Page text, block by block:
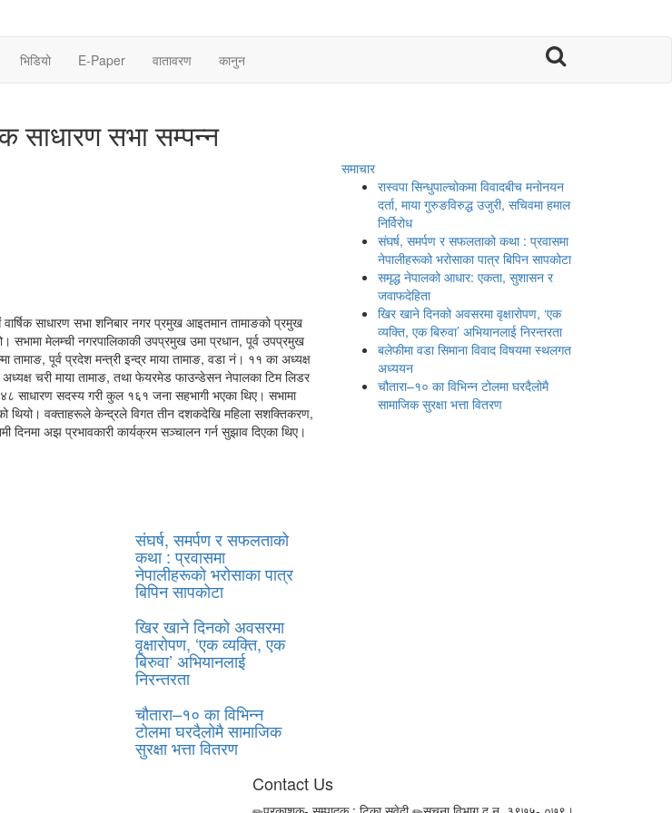
भिडियो E-Paper वातावरण कानुन 
साधारण सभा सम्पन्न
साधारण सभा शनिबार नगर प्रमुख आइतमान तामाङको प्रमुख
सभामा मेलम्ची नगरपालिकाकी उपप्रमुख उमा प्रधान, पूर्व उपप्रमुख
तामाङ, पूर्व प्रदेश मन्त्री इन्द्र माया तामाङ, वडा नं। ११ का अध्यक्ष
चरी माया तामाङ, तथा फेयरमेड फाउन्डेसन नेपालका टिम लिडर
साधारण सदस्य गरी कुल १६१ जना सहभागी भएका थिए। सभामा
थियो। वक्ताहरूले केन्द्रले विगत तीन दशकदेखि महिला सशक्तिकरण,
दिनमा अझ प्रभावकारी कार्यक्रम सञ्चालन गर्न सुझाव दिएका थिए।
संघर्ष, समर्पण र सफलताको
कथा : प्रवासमा
नेपालीहरूको भरोसाका पात्र
बिपिन सापकोटा
खिर खाने दिनको अवसरमा
वृक्षारोपण, ‘एक व्यक्ति, एक
बिरुवा’ अभियानलाई
निरन्तरता
चौतारा–१० का विभिन्न
टोलमा घरदैलोमै सामाजिक
सुरक्षा भत्ता वितरण
समाचार
रास्वपा सिन्धुपाल्चोकमा विवादबीच मनोनयन
दर्ता, माया गुरुङविरुद्ध उजुरी, सचिवमा हमाल
निर्विरोध
संघर्ष, समर्पण र सफलताको कथा : प्रवासमा
नेपालीहरूको भरोसाका पात्र बिपिन सापकोटा
समृद्ध नेपालको आधार: एकता, सुशासन र
जवाफदेहिता
खिर खाने दिनको अवसरमा वृक्षारोपण, ‘एक
व्यक्ति, एक बिरुवा’ अभियानलाई निरन्तरता
बलेफीमा वडा सिमाना विवाद विषयमा स्थलगत
अध्ययन
चौतारा–१० का विभिन्न टोलमा घरदैलोमै
सामाजिक सुरक्षा भत्ता वितरण
Contact Us